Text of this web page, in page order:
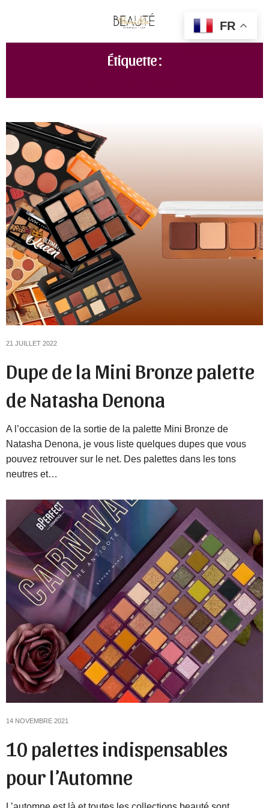
Étiquette :
21 JUILLET 2022
Dupe de la Mini Bronze palette
de Natasha Denona
A l’occasion de la sortie de la palette Mini Bronze de
Natasha Denona, je vous liste quelques dupes que vous
pouvez retrouver sur le net. Des palettes dans les tons
neutres et…
14 NOVEMBRE 2021
10 palettes indispensables
pour l’Automne
FR